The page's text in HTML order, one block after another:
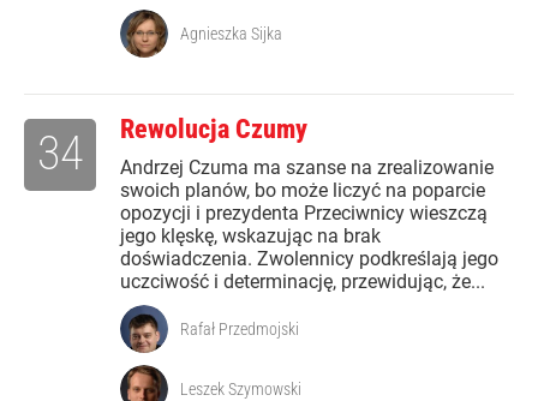
Agnieszka Sijka
Rewolucja Czumy
Andrzej Czuma ma szanse na zrealizowanie
swoich planów, bo może liczyć na poparcie
opozycji i prezydenta Przeciwnicy wieszczą
jego klęskę, wskazując na brak
doświadczenia. Zwolennicy podkreślają jego
uczciwość i determinację, przewidując, że...
34
Rafał Przedmojski
Leszek Szymowski